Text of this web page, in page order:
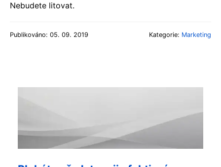
Nebudete litovat.
Publikováno: 05. 09. 2019 Kategorie: Marketing